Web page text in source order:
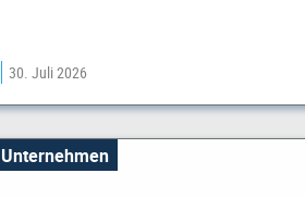
30. Juli 2026
Unternehmen